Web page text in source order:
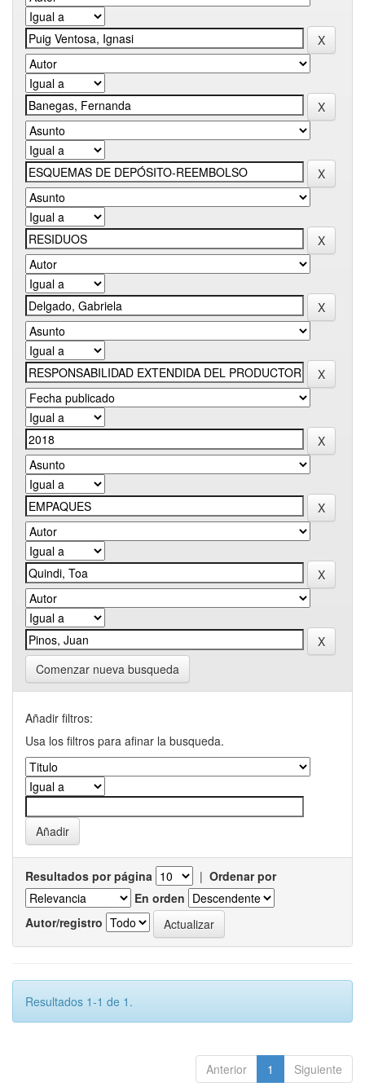
Comenzar nueva busqueda
Añadir filtros:
Usa los filtros para afinar la busqueda.
Resultados por página | Ordenar por
En orden
Autor/registro
Resultados 1-1 de 1.
Anterior 1 Siguiente